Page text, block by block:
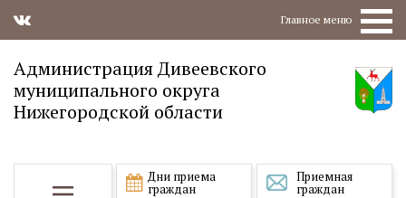
Главное меню
Администрация Дивеевского
муниципального округа
Нижегородской области
Дни приема
граждан
Приемная
граждан